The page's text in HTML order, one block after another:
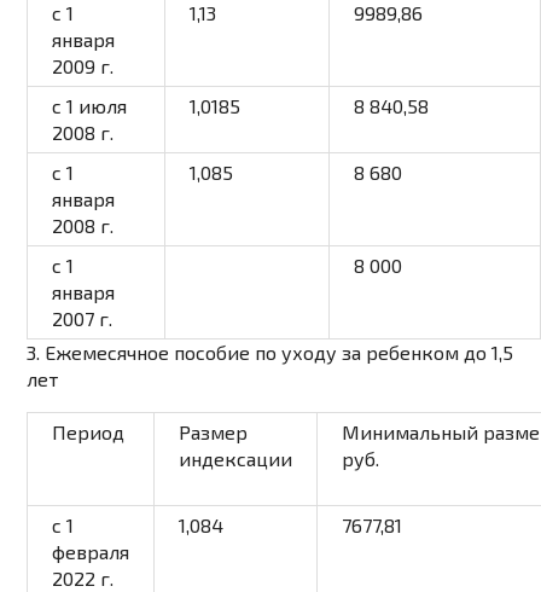
с 1
января
2009 г.
1,13 9989,86
с 1 июля
2008 г.
1,0185 8 840,58
с 1
января
2008 г.
1,085 8 680
с 1
января
2007 г.
8 000
3. Ежемесячное пособие по уходу за ребенком до 1,5
лет
Период
Размер
индексации
Минимальный
руб.
c 1
февраля
2022 г.
1,084 7677,81